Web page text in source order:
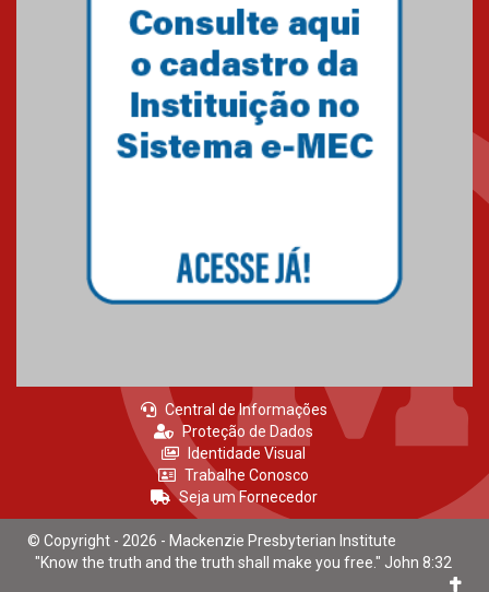
Central de Informações
Proteção de Dados
Identidade Visual
Trabalhe Conosco
Seja um Fornecedor
© Copyright - 2026 - Mackenzie Presbyterian Institute
"Know the truth and the truth shall make you free." John 8:32